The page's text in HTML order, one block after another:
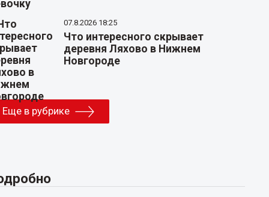
07.8.2026 18:25
Что интересного скрывает
деревня Ляхово в Нижнем
Новгороде
Еще в рубрике